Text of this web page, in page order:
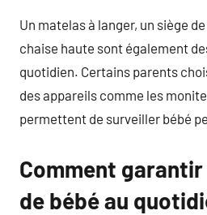
Un matelas à langer, un siège
chaise haute sont également
quotidien. Certains parents
des appareils comme les
permettent de surveiller bébé
Comment
de bébé au